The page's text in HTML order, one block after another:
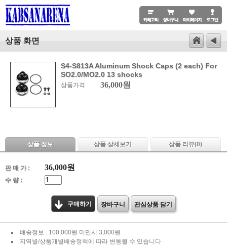
상품 화면
S4-S813A Aluminum Shock Caps (2 each) For
SO2.0/MO2.0 13 shocks
상품가격 36,000원
상품 정보 상품 상세보기 상품 리뷰(0)
판 매 가 : 36,000원
수 량 :
구매하기 장바구니 관심상품 담기
배송정보 : 100,000원 미만시 3,000원
지역별/상품개별배송정책에 따라 변동될 수 있습니다